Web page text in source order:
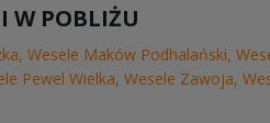
W POBLIŻU
, Wesele Maków Podhalański,
Pewel Wielka, Wesele Zawoja,